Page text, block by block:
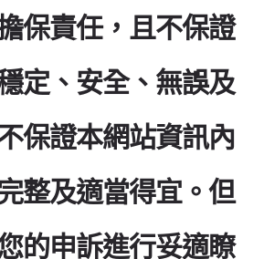
保責任，且不保證
定、安全、無誤及
保證本網站資訊內
整及適當得宜。但
的申訴進行妥適瞭